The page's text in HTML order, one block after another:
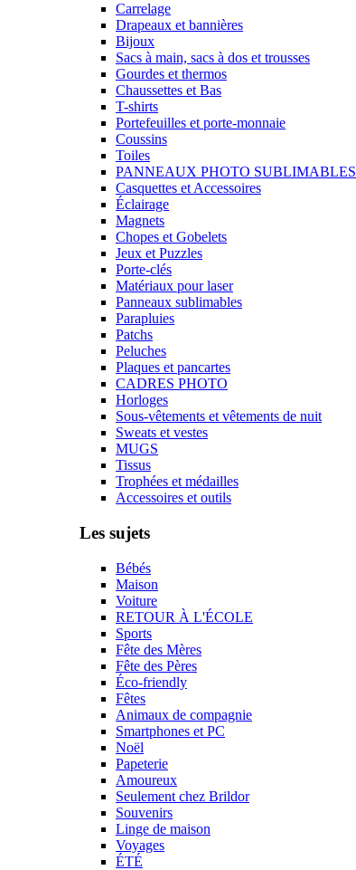
Carrelage
Drapeaux et bannières
Bijoux
Sacs à main, sacs à dos et trousses
Gourdes et thermos
Chaussettes et Bas
T-shirts
Portefeuilles et porte-monnaie
Coussins
Toiles
PANNEAUX PHOTO SUBLIMABLES
Casquettes et Accessoires
Éclairage
Magnets
Chopes et Gobelets
Jeux et Puzzles
Porte-clés
Matériaux pour laser
Panneaux sublimables
Parapluies
Patchs
Peluches
Plaques et pancartes
CADRES PHOTO
Horloges
Sous-vêtements et vêtements de nuit
Sweats et vestes
MUGS
Tissus
Trophées et médailles
Accessoires et outils
Les sujets
Bébés
Maison
Voiture
RETOUR À L'ÉCOLE
Sports
Fête des Mères
Fête des Pères
Éco-friendly
Fêtes
Animaux de compagnie
Smartphones et PC
Noël
Papeterie
Amoureux
Seulement chez Brildor
Souvenirs
Linge de maison
Voyages
ÉTÉ